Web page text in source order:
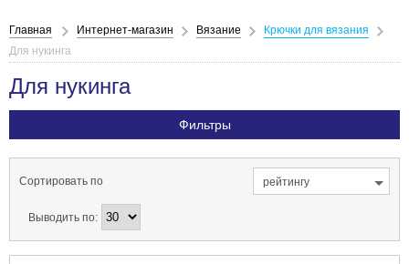
Главная Интернет-магазин Вязание
Крючки для вязания
Для нукинга
Для нукинга
Фильтры
Сортировать по рейтингу
Выводить по: